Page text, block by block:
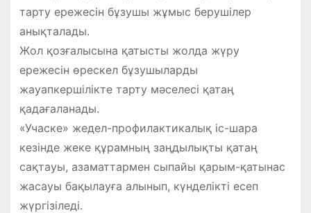
тарту ережесін бұзушы жұмыс берушілер
анықталады.
Жол қозғалысына қатысты жолда жүру
ережесін өрескел бұзушыларды
жауапкершілікте тарту мәселесі қатаң
қадағаланады.
«Учаске» жедел-профилактикалық іс-шара
кезінде жеке құрамның заңдылықты қатаң
сақтауы, азаматтармен сыпайы қарым-қатынас
жасауы бақылауға алынып, күнделікті есеп
жүргізіледі.